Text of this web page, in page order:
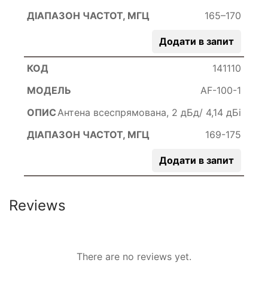
165–170
Додати в запит
141110
AF-100-1
Антена всеспрямована, 2 дБд/ 4,14 дБі
169-175
Додати в запит
Reviews
There are no reviews yet.